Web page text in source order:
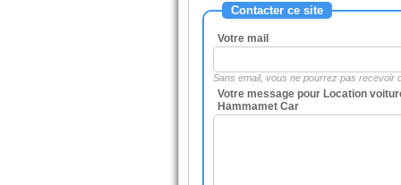
Contacter ce site
Votre mail
Sans email, vous ne pourrez pas recevoir
Votre message pour Location
Hammamet Car